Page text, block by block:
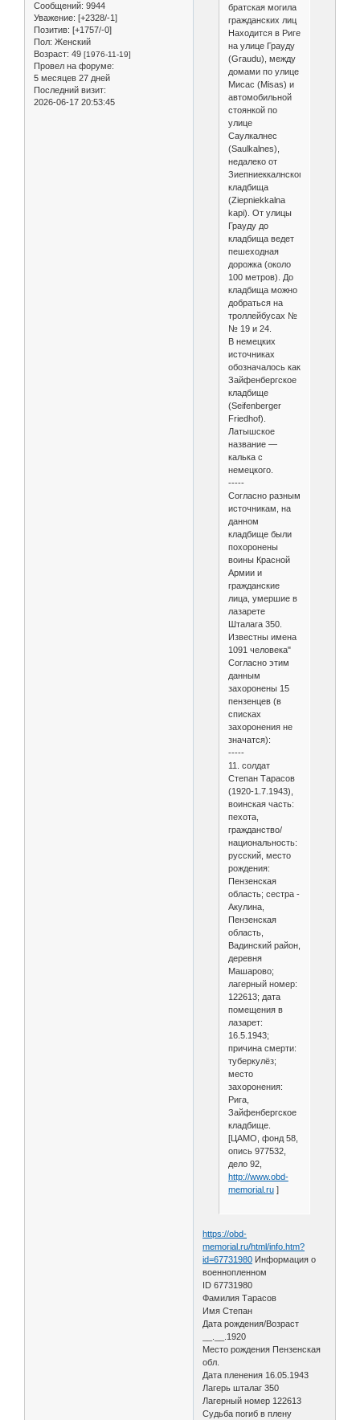
Сообщений: 9944
Уважение: [+2328/-1]
Позитив: [+1757/-0]
Пол: Женский
Возраст: 49 [1976-11-19]
Провел на форуме:
5 месяцев 27 дней
Последний визит:
2026-06-17 20:53:45
братская могила
гражданских лиц
Находится в Риге
на улице Грауду
(Graudu), между
домами по улице
Мисас (Misas) и
автомобильной
стоянкой по
улице
Саулкалнес
(Saulkalnes),
недалеко от
Зиепниеккалнского
кладбища
(Ziepniekkalna
kapi). От улицы
Грауду до
кладбища ведет
пешеходная
дорожка (около
100 метров). До
кладбища можно
добраться на
троллейбусах №
№ 19 и 24.
В немецких
источниках
обозначалось как
Зайфенбергское
кладбище
(Seifenberger
Friedhof).
Латышское
название —
калька с
немецкого.
-----
Согласно разным
источникам, на
данном
кладбище были
похоронены
воины Красной
Армии и
гражданские
лица, умершие в
лазарете
Шталага 350.
Известны имена
1091 человека"
Согласно этим
данным
захоронены 15
пензенцев (в
списках
захоронения не
значатся):
-----
11. солдат
Степан Тарасов
(1920-1.7.1943),
воинская часть:
пехота,
гражданство/
национальность:
русский, место
рождения:
Пензенская
область; сестра -
Акулина,
Пензенская
область,
Вадинский район,
деревня
Машарово;
лагерный номер:
122613; дата
помещения в
лазарет:
16.5.1943;
причина смерти:
туберкулёз;
место
захоронения:
Рига,
Зайфенбергское
кладбище.
[ЦАМО, фонд 58,
опись 977532,
дело 92,
http://www.obd-
memorial.ru]
https://obd-
memorial.ru/html/info.htm?
id=67731980 Информация о
военнопленном
ID 67731980
Фамилия Тарасов
Имя Степан
Дата рождения/Возраст
__.__.1920
Место рождения Пензенская
обл.
Дата пленения 16.05.1943
Лагерь шталаг 350
Лагерный номер 122613
Судьба погиб в плену